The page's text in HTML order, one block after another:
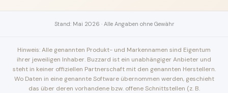
Stand: Mai 2026 · Alle Angaben ohne Gewähr
Hinweis: Alle genannten Produkt- und Markennamen sind Eigentum
ihrer jeweiligen Inhaber. Buzzard ist ein unabhängiger Anbieter und
steht in keiner offiziellen Partnerschaft mit den genannten Herstellern.
Wo Daten in eine genannte Software übernommen werden, geschieht
das über deren vorhandene bzw. offene Schnittstellen (z. B.